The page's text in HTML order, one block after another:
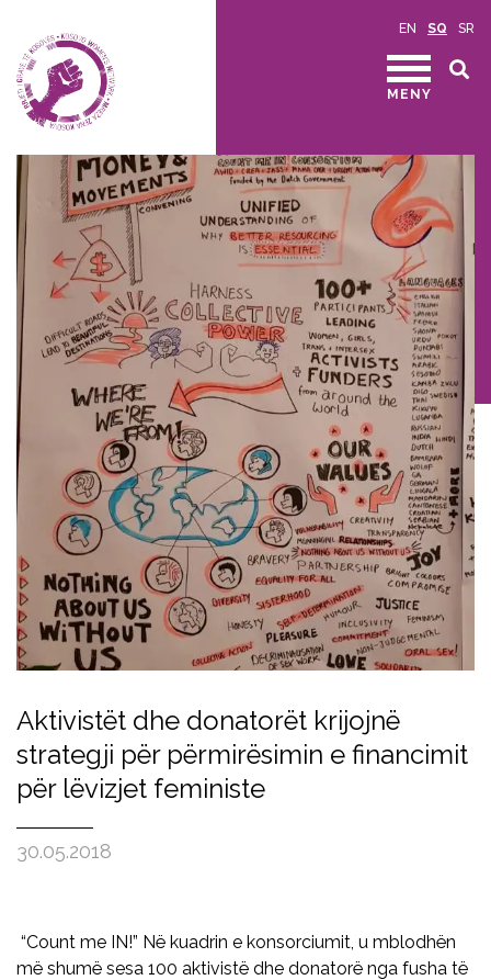
EN SQ SR
MENY
Aktivistët dhe donatorët krijojnë
strategji për përmirësimin e financimit
për lëvizjet feministe
30.05.2018
“Count me IN!” Në kuadrin e konsorciumit, u mblodhën
më shumë sesa 100 aktivistë dhe donatorë nga fusha të